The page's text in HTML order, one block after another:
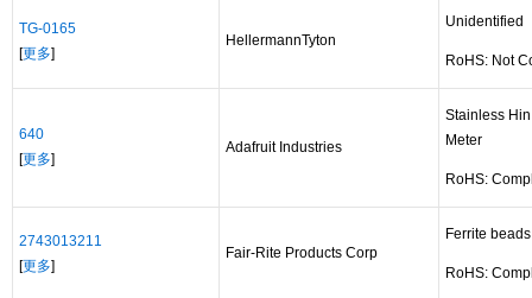
TG-0165
[更多]
HellermannTyton
Unidentified
RoHS: Not
640
[更多]
Adafruit Industries
Stainless
Meter
RoHS:
2743013211
[更多]
Fair-Rite Products Corp
Ferrite beads
RoHS: